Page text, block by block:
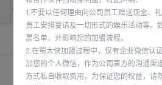
首页 加盟蜀大侠 供应链产品
食材供应链
1.不要以任何理由向公司员工赠送现金、
员工安排宴请及一切形式的娱乐活动等。
黑名单，并影响您的加盟流程。
2.在蜀大侠加盟过程中，仅有企业微信认
加您的个人微信，作为公司官方的沟通渠
方式私自收取费用，为保证您的权益，请